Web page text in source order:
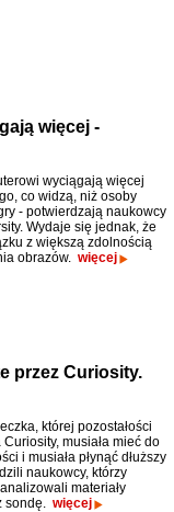
więcej -
wyciągają więcej
co widzą, niż osoby
- potwierdzają naukowcy
Wydaje się jednak, że
z większą zdolnością
obrazów. więcej
przez Curiosity.
której pozostałości
Curiosity, musiała mieć do
i musiała płynąć dłuższy
naukowcy, którzy
materiały
sondę. więcej